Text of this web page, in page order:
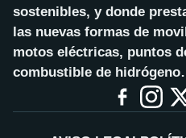
sostenibles, y donde
las nuevas formas de
motos eléctricas, puntos
combustible de